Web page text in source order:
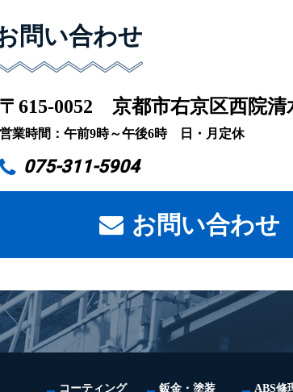
問い合わせ
〒615-0052 京都市右京区西院清
営業時間：午前9時～午後6時 日・月定休
075-311-5904
お問い合わせ
コーティング 鈑金・塗装 ABS修